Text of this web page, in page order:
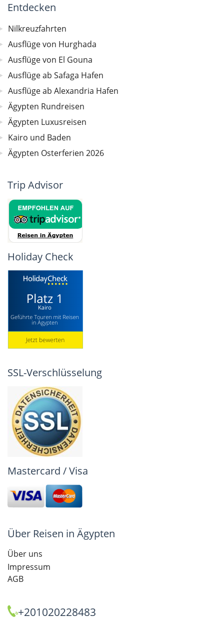
Entdecken
Nilkreuzfahrten
Ausflüge von Hurghada
Ausflüge von El Gouna
Ausflüge ab Safaga Hafen
Ausflüge ab Alexandria Hafen
Ägypten Rundreisen
Ägypten Luxusreisen
Kairo und Baden
Ägypten Osterferien 2026
Trip Advisor
Holiday Check
SSL-Verschlüsselung
Mastercard / Visa
Über Reisen in Ägypten
Über uns
Impressum
AGB
+201020228483